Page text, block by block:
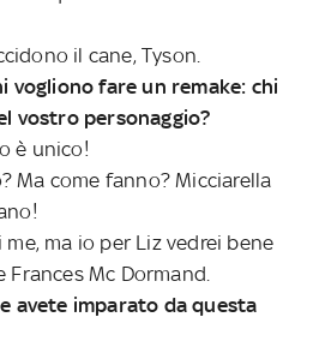
il cane, Tyson.
vogliono fare un remake: chi
vostro personaggio?
è unico!
Ma come fanno? Micciarella
me, ma io per Liz vedrei bene
Mc Dormand.
avete imparato da questa